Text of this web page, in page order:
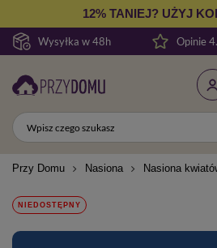
Wysyłka w 48h
12% TANIEJ? UŻYJ
Opinie
Przy Domu Nasiona Nasiona
NIEDOSTĘPNY